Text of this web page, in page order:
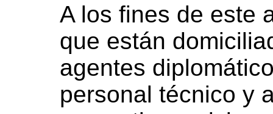
A los fines de este
que están
agentes
personal técnico y